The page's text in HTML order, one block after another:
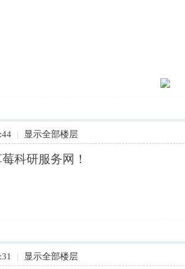
| 显示全部楼层
科研服务网！
| 显示全部楼层